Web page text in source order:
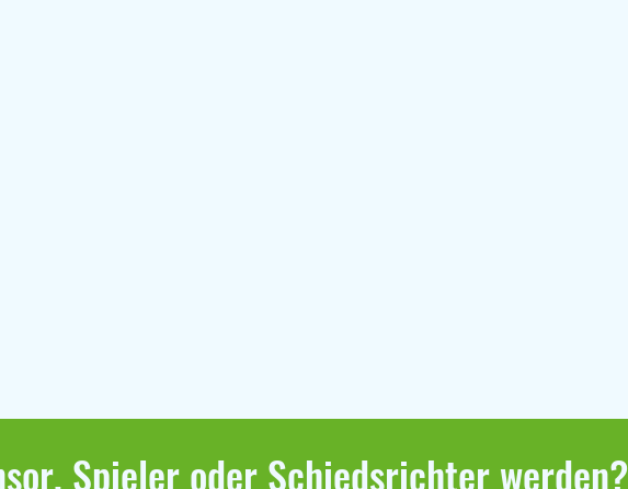
Spieler oder Schiedsrichter werden?